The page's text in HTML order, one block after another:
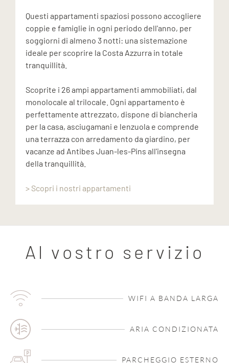
Questi appartamenti spaziosi possono accogliere
coppie e famiglie in ogni periodo dell'anno, per
soggiorni di almeno 3 notti: una sistemazione
ideale per scoprire la Costa Azzurra in totale
tranquillità.
Scoprite i 26 ampi appartamenti ammobiliati, dal
monolocale al trilocale. Ogni appartamento è
perfettamente attrezzato, dispone di biancheria
per la casa, asciugamani e lenzuola e comprende
una terrazza con arredamento da giardino, per
vacanze ad Antibes Juan-les-Pins all'insegna
della tranquillità.
> Scopri i nostri appartamenti
Al vostro servizio
WIFI A BANDA LARGA
ARIA CONDIZIONATA
PARCHEGGIO ESTERNO